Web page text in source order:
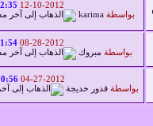
12-10-2012
PM
بواسطة karima
08-28-2012
AM
بواسطة مبروك
04-27-2012
AM
بواسطة قدور خديجة